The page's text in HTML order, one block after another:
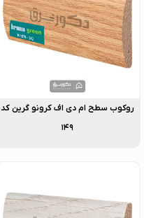
روکوب سطح ام دی اف کرونو گرین کد
۱۴۹